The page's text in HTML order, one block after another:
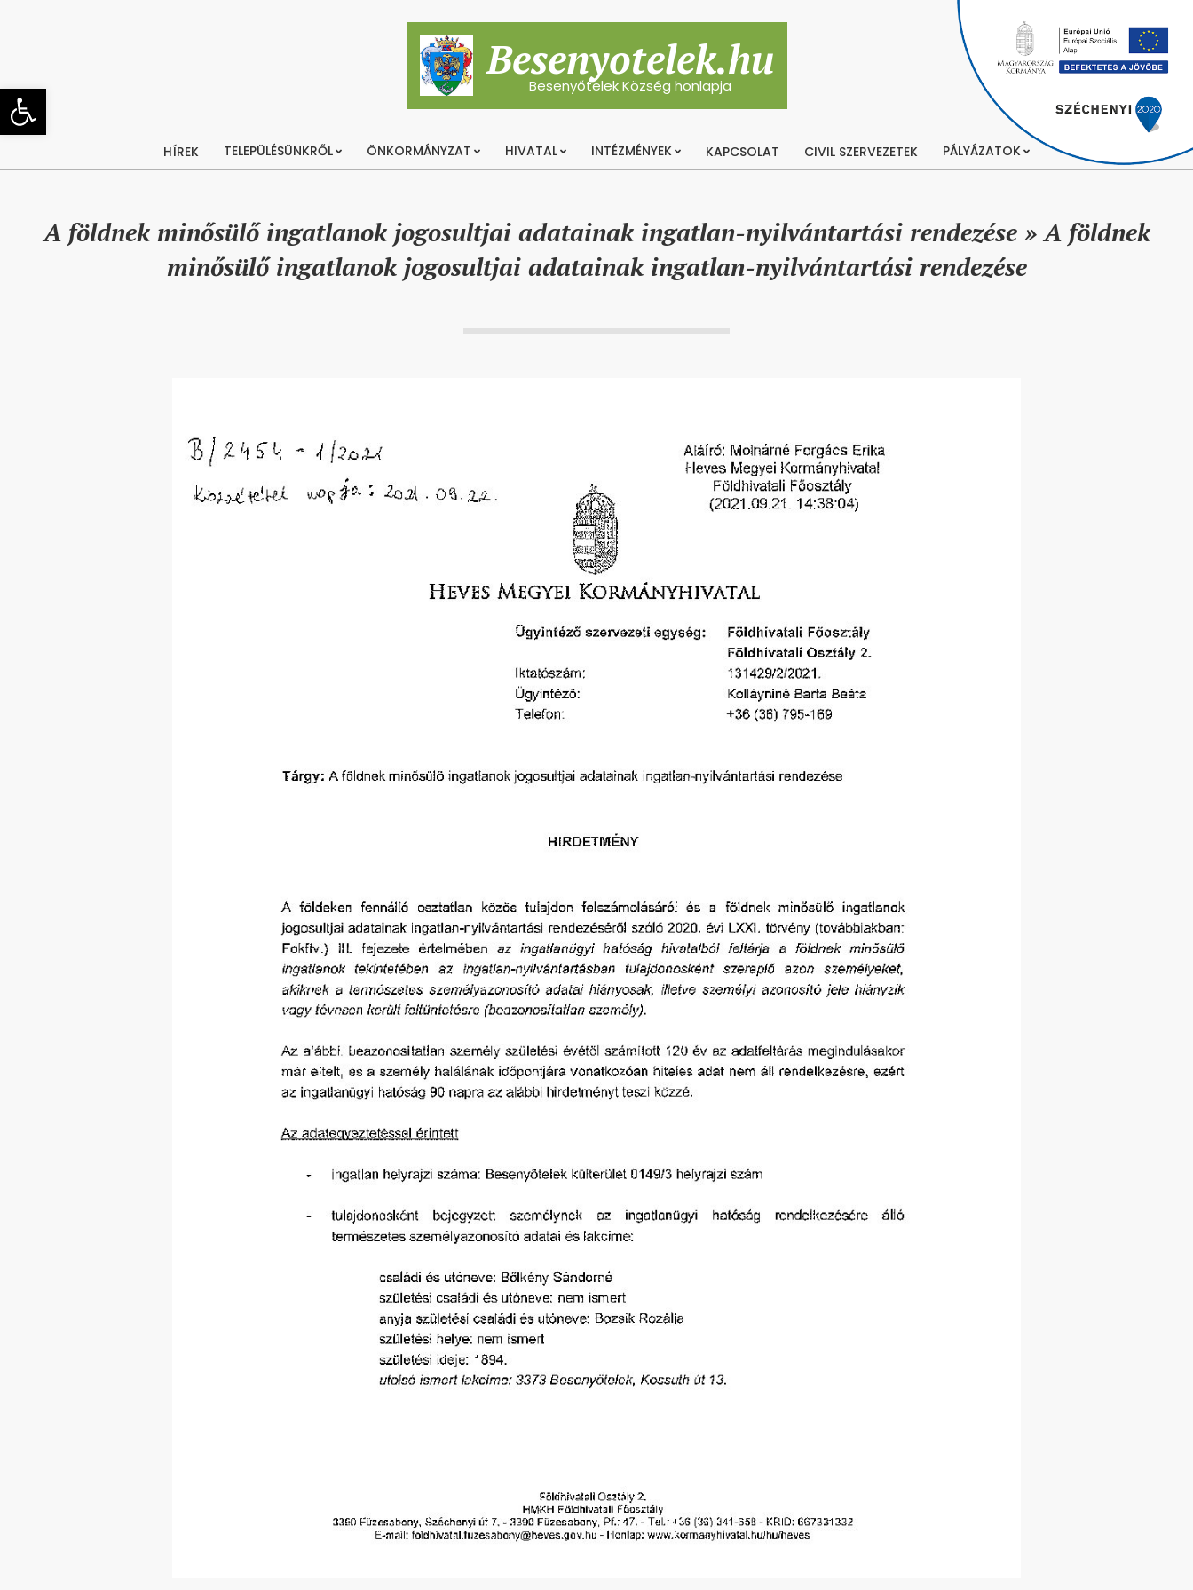
Eszköztár megnyitása
Besenyotelek.hu
Besenyőtelek Község honlapja
Primary
HÍREK TELEPÜLÉSÜNKRŐL ÖNKORMÁNYZAT HIVATAL INTÉZMÉNYEK KAPCSOLAT CIVIL SZERVEZETEK PÁLYÁZATOK
A földnek minősülő ingatlanok jogosultjai adatainak ingatlan-nyilvántartási rendezése »A földnek
minősülő ingatlanok jogosultjai adatainak ingatlan-nyilvántartási rendezése